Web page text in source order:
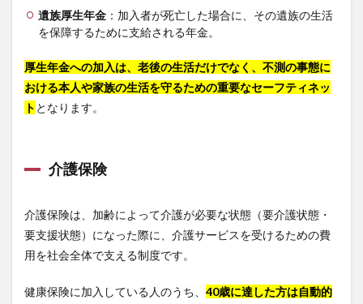
遺族厚生年金 ：加入者が死亡した場合に、その遺族の生活
を保障するために支給される年金。
厚生年金への加入は、老後の生活だけでなく、不測の事態に
おける本人や家族の生活を守るための重要なセーフティネッ
ト となります。
介護保険
介護保険は、加齢によって介護が必要な状態（要介護状態・
要支援状態）になった際に、介護サービスを受けるための費
用を社会全体で支える制度です。
健康保険に加入している人のうち、 40歳に達した方は自動的